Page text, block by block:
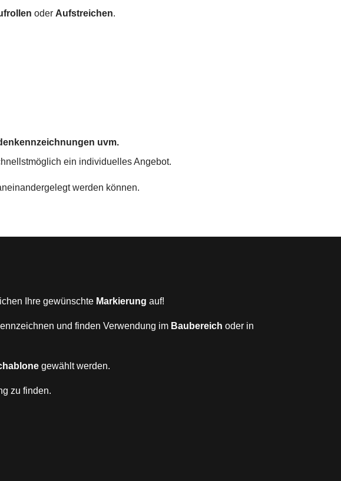
oder Aufstreichen.
uvm.
ein individuelles Angebot.
werden können.
Ihre gewünschte Markierung auf!
und finden Verwendung im Baubereich oder in
gewählt werden.
zu finden.